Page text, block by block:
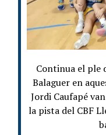
Continua el ple
Balaguer en
Jordi Caufapé
la pista del CBF